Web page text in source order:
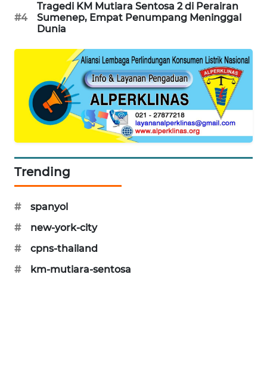
#4
Tragedi KM Mutiara Sentosa 2 di Perairan
Sumenep, Empat Penumpang Meninggal
Dunia
Trending
#
spanyol
#
new-york-city
#
cpns-thailand
#
km-mutiara-sentosa
NEWS
NEWS
KARING
NEWS
JURNAL
HUMBANG
NEWS
GARONGGANG
NEWS
ID